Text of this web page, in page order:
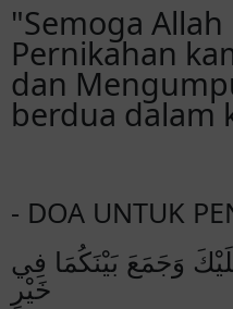
Ian manulife Akan
Selamat ya tifa ,
selalu ..
Raiza Hadir
Congrats yong
"Semoga
Pernikahan
dan
berdua dalam
- DOA UNTUK
وَجَمَعَ بَيْنَكُمَا فِي
خَيْرٍ